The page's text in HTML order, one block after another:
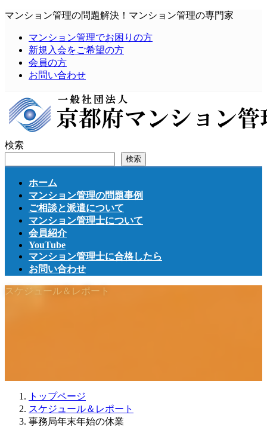
コ
ッ
プ
ナ
移
動
マンション管理の問題解決！マンション管理の専門家
マンション管理でお困りの方
新規入会をご希望の方
会員の方
お問い合わせ
検索
検索
ホーム
マンション管理の問題事例
ご相談と派遣について
マンション管理士について
会員紹介
YouTube
マンション管理士に合格したら
お問い合わせ
スケジュール＆レポート
トップページ
スケジュール＆レポート
事務局年末年始の休業